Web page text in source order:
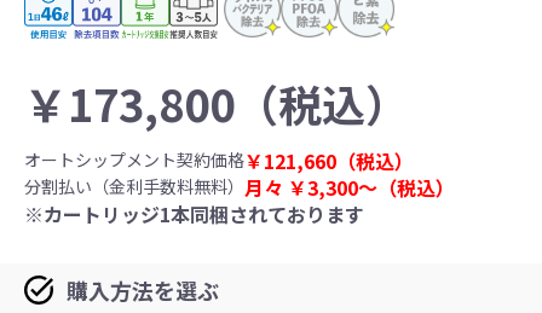
￥173,800 （税込）
オートシップメント契約価格￥121,660 （税込）
分割払い（金利手数料無料） 月々 ￥3,300〜 （税込）
※カートリッジ1本同梱されております
購入方法を選ぶ